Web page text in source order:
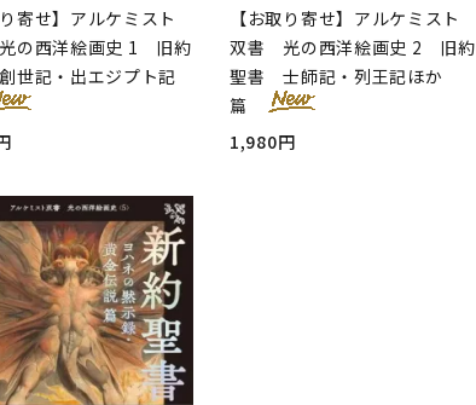
り寄せ】アルケミスト
の西洋絵画史 1 旧約
世記・出エジプト記
【お取り寄せ】アルケミスト
双書 光の西洋絵画史 2 旧約
聖書 士師記・列王記ほか
篇
1,980円